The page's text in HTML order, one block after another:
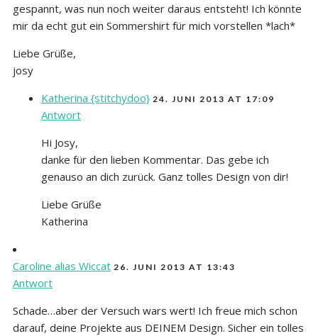
gespannt, was nun noch weiter daraus entsteht! Ich könnte
mir da echt gut ein Sommershirt für mich vorstellen *lach*
Liebe Grüße,
josy
Katherina {stitchydoo} 24. JUNI 2013 AT 17:09
Antwort
Hi Josy,
danke für den lieben Kommentar. Das gebe ich
genauso an dich zurück. Ganz tolles Design von dir!
Liebe Grüße
Katherina
Caroline alias Wiccat 26. JUNI 2013 AT 13:43
Antwort
Schade…aber der Versuch wars wert! Ich freue mich schon
darauf, deine Projekte aus DEINEM Design. Sicher ein tolles